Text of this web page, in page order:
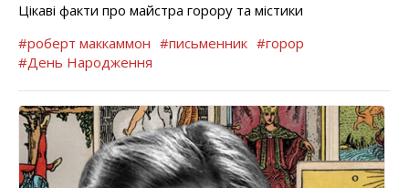
Цікаві факти про майстра горору та містики
#роберт маккаммон #письменник #горор
#День Народження